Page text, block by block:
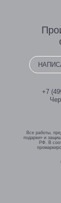
+7
Все работы,
подарки» и
РФ. В